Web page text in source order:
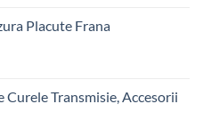
Placute Frana
Curele Transmisie, Accesorii